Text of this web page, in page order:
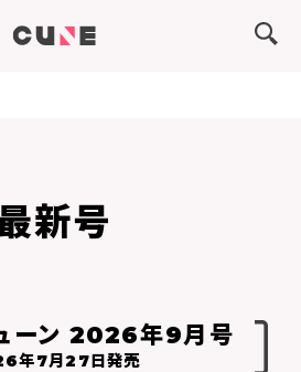
新号
ーン 2026年9月号
年7月27日発売